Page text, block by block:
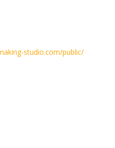
studio.com/public/